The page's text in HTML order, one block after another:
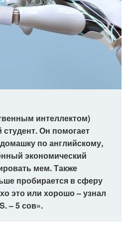
интеллектом)
Он помогает
по английскому,
экономический
мем. Также
пробирается в сферу
это или хорошо – узнал
– 5 сов».